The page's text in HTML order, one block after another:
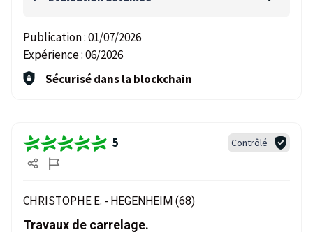
Publication :01/07/2026
Expérience :06/2026
Sécurisé dans la blockchain
5 Contrôlé
CHRISTOPHE E. - HEGENHEIM (68)
Travaux de carrelage.